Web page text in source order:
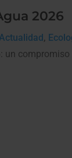
2026
,
compromiso